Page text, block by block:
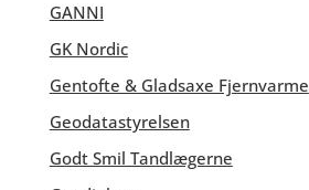
GANNI
GK Nordic
Gentofte & Gladsaxe Fjernvarme
Geodatastyrelsen
Godt Smil Tandlægerne